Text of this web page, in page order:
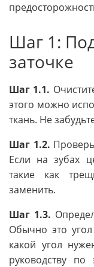
Шаг 1:
заточке
Шаг 1.1.
этого можно
ткань. Не
Шаг 1.2.
Если на зубах
такие как
заменить.
Шаг 1.3.
Обычно это
какой угол
руководству по